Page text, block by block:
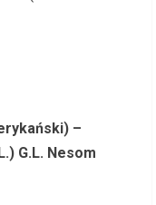
–
G.L. Nesom